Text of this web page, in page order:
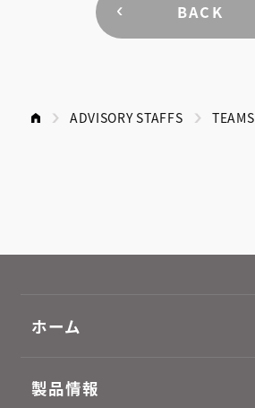
BACK
ADVISORY STAFFS TEAMS
ホーム
製品情報